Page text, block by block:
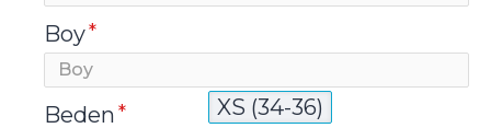
Boy
Beden
XS (34-36)